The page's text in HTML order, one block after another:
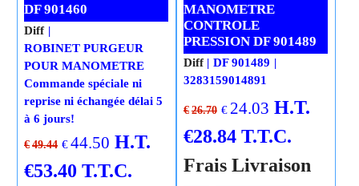
DF 901460
€ 49.44 €44.50 H.T.
€53.40 T.T.C.
Diff
ROBINET PURGEUR
POUR MANOMETRE
Commande spéciale ni
reprise ni échangée délai 5
à 6 jours!
MANOMETRE
CONTROLE
PRESSION DF 901489
€ 26.70 € 24.03 H.T.
€28.84 T.T.C.
Frais Livraison
Diff
DF 901489
3283159014891